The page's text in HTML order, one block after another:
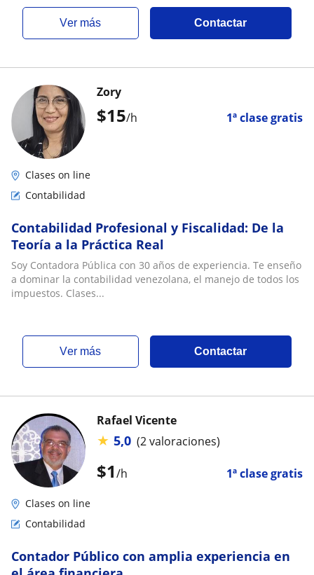
ver más Contactar
$15/h 1ª clase gratis
Zory
Clases on line
Contabilidad
Contabilidad Profesional y Fiscalidad: De la
Teoría a la Práctica Real
Soy Contadora Pública con 30 años de experiencia. Te enseño
a dominar la contabilidad venezolana, el manejo de todos los
impuestos. Clases...
ver más Contactar
$1/h 1ª clase gratis
Rafael Vicente
★ 5,0 (2 valoraciones)
Clases on line
Contabilidad
Contador Público con amplia experiencia en